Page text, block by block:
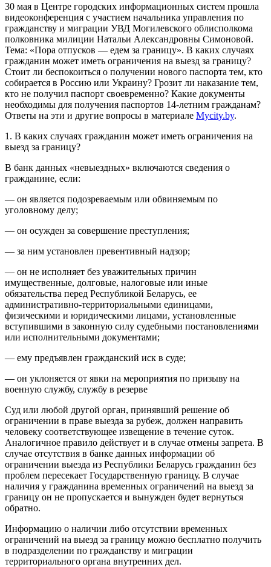
30 мая в Центре городских информационных систем прошла
видеоконференция с участием начальника управления по
гражданству и миграции УВД Могилевского облисполкома
полковника милиции Натальи Александровны Симоновой.
Тема: «Пора отпусков — едем за границу». В каких случаях
гражданин может иметь ограничения на выезд за границу?
Стоит ли беспокоиться о получении нового паспорта тем, кто
собирается в Россию или Украину? Грозит ли наказание тем,
кто не получил паспорт своевременно? Какие документы
необходимы для получения паспортов 14-летним гражданам?
Ответы на эти и другие вопросы в материале Mycity.by.
1. В каких случаях гражданин может иметь ограничения на
выезд за границу?
В банк данных «невыездных» включаются сведения о
гражданине, если:
— он является подозреваемым или обвиняемым по
уголовному делу;
— он осужден за совершение преступления;
— за ним установлен превентивный надзор;
— он не исполняет без уважительных причин
имущественные, долговые, налоговые или иные
обязательства перед Республикой Беларусь, ее
административно-территориальными единицами,
физическими и юридическими лицами, установленные
вступившими в законную силу судебными постановлениями
или исполнительными документами;
— ему предъявлен гражданский иск в суде;
— он уклоняется от явки на мероприятия по призыву на
военную службу, службу в резерве
Суд или любой другой орган, принявший решение об
ограничении в праве выезда за рубеж, должен направить
человеку соответствующее извещение в течение суток.
Аналогичное правило действует и в случае отмены запрета. В
случае отсутствия в банке данных информации об
ограничении выезда из Республики Беларусь гражданин без
проблем пересекает Государственную границу. В случае
наличия у гражданина временных ограничений на выезд за
границу он не пропускается и вынужден будет вернуться
обратно.
Информацию о наличии либо отсутствии временных
ограничений на выезд за границу можно бесплатно получить
в подразделении по гражданству и миграции
территориального органа внутренних дел.